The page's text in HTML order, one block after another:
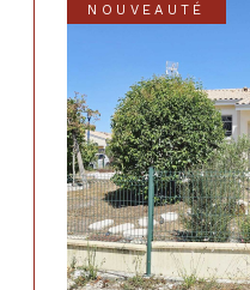
NOUVEAUTÉ